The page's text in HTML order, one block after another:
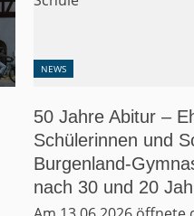
NEWS
Leichtathletik ist
… und konnte deshalb
Sportfest des